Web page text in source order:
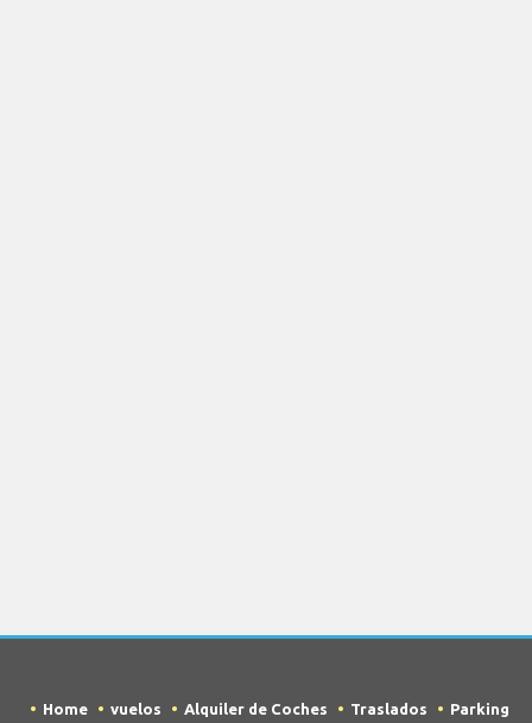
Home vuelos Alquiler de Coches Traslados
Parking